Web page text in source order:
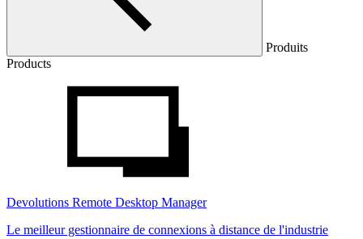
Produits
Products
Devolutions Remote Desktop Manager
Le meilleur gestionnaire de connexions à distance de l'industrie